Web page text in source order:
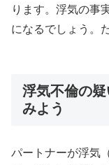
ります。浮気の事
になるでしょう。
浮気不倫の
みよう
パートナーが浮気